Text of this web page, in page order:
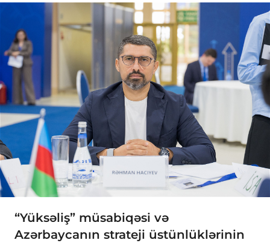
“Yüksəliş” müsabiqəsi və
Azərbaycanın strateji üstünlüklərinin